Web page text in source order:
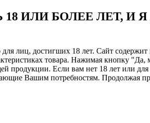
ИЛИ БОЛЕЕ ЛЕТ, И
лиц, достигших 18 лет. Сайт
товара. Нажимая кнопку
Если вам нет 18 лет или для
Вашим потребностям. Продолжая